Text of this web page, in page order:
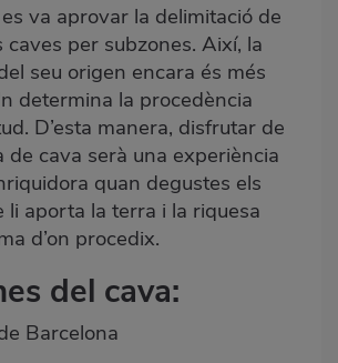
va aprovar la delimitació de
caves per subzones. Així, la
seu origen encara és més
determina la procedència
D’esta manera, disfrutar de
de cava serà una experiència
quan degustes els
li aporta la terra i la riquesa
d’on procedix.
del cava:
Barcelona